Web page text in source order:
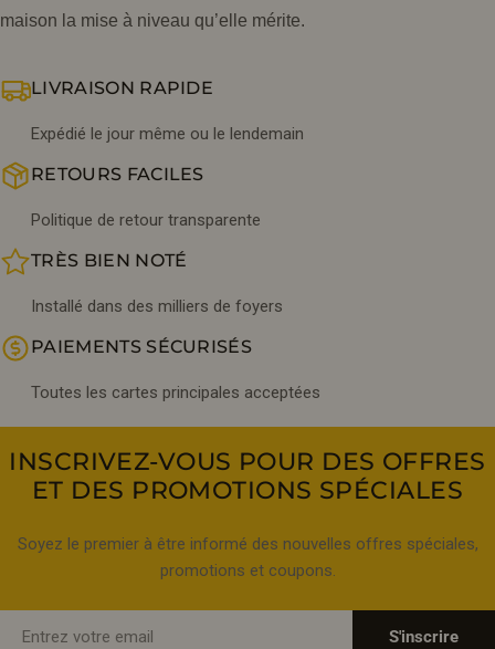
maison la mise à niveau qu’elle mérite.
LIVRAISON RAPIDE
Expédié le jour même ou le lendemain
RETOURS FACILES
Politique de retour transparente
TRÈS BIEN NOTÉ
Installé dans des milliers de foyers
PAIEMENTS SÉCURISÉS
Toutes les cartes principales acceptées
INSCRIVEZ-VOUS POUR DES OFFRES
ET DES PROMOTIONS SPÉCIALES
Soyez le premier à être informé des nouvelles offres spéciales,
promotions et coupons.
S'inscrire